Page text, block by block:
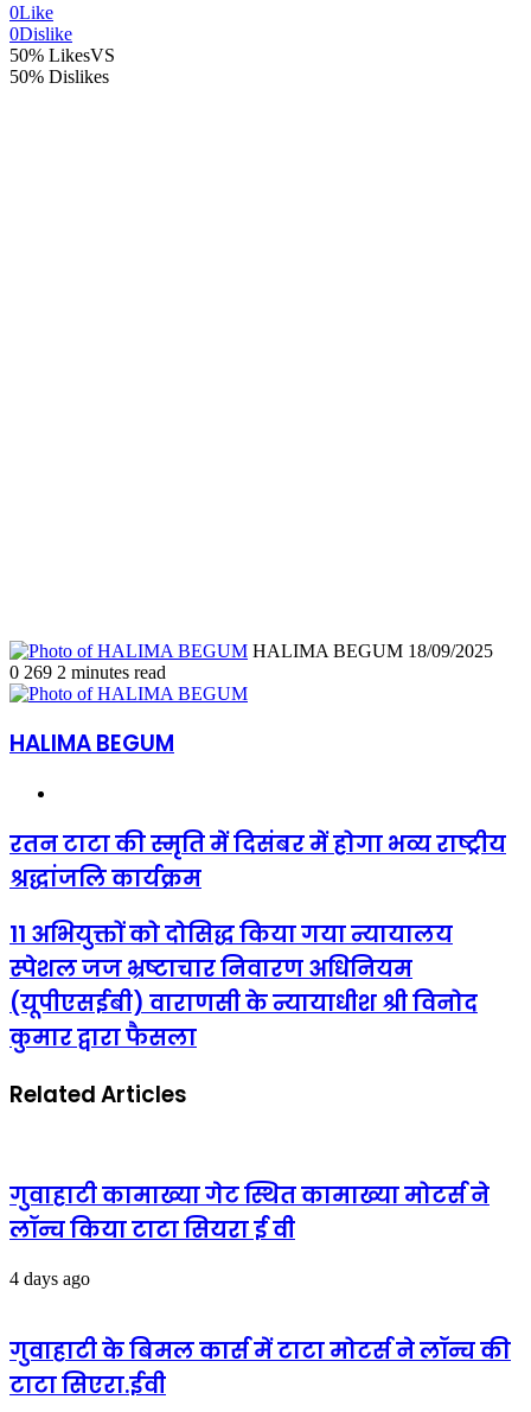
0Like
0Dislike
50% LikesVS
50% Dislikes
HALIMA BEGUM Send
18/09/2025
0 269 2 minutes read
HALIMA BEGUM
रतन
टाटा
की
में
दिसंबर
में
होगा
भव्य
राष्ट्रीय
श्रद्धांजलि
रतन टाटा की स्मृति में दिसंबर में होगा भव्य राष्ट्रीय
श्रद्धांजलि कार्यक्रम
11
अभियुक्तों
को
दोसिद्ध
किया
गया
न्यायालय
जज
(यूपीएसईबी)
वाराणसी
के
श्री
विनोद
फैसला
11 अभियुक्तों को दोसिद्ध किया गया न्यायालय
स्पेशल जज भ्रष्टाचार निवारण अधिनियम
(यूपीएसईबी) वाराणसी के न्यायाधीश श्री विनोद
कुमार द्वारा फैसला
Related Articles
गुवाहाटी कामाख्या गेट स्थित कामाख्या मोटर्स ने
लॉन्च किया टाटा सियरा ई वी
4 days ago
गुवाहाटी के बिमल कार्स में टाटा मोटर्स ने लॉन्च की
टाटा सिएरा.ईवी